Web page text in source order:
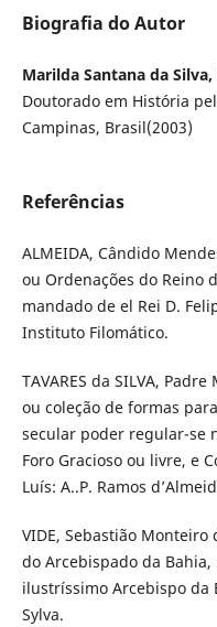
Biografia do Autor
Marilda Santana da
Doutorado em História
Campinas, Brasil(2003)
Referências
ALMEIDA, Cândido
ou Ordenações do Reino
mandado de el Rei D.
Instituto Filomático.
TAVARES da SILVA,
ou coleção de formas
secular poder regular-se
Foro Gracioso ou livre, e
Luís: A..P. Ramos
VIDE, Sebastião
do Arcebispado da
ilustríssimo Arcebispo da
Sylva.